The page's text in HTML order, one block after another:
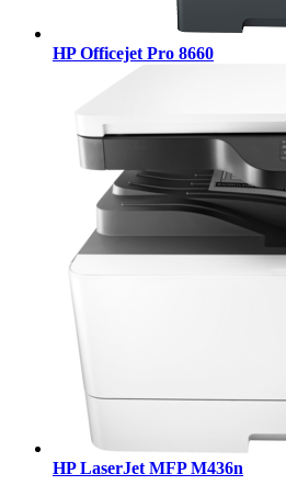
HP Officejet Pro 8660
HP LaserJet MFP M436n